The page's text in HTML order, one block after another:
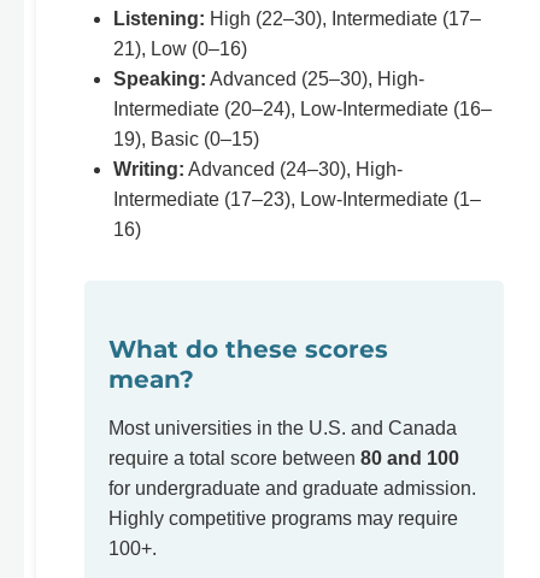
Listening: High (22–30), Intermediate (17–
21), Low (0–16)
Speaking: Advanced (25–30), High-
Intermediate (20–24), Low-Intermediate (16–
19), Basic (0–15)
Writing: Advanced (24–30), High-
Intermediate (17–23), Low-Intermediate (1–
16)
What do these scores
mean?
Most universities in the U.S. and Canada
require a total score between 80 and 100
for undergraduate and graduate admission.
Highly competitive programs may require
100+.